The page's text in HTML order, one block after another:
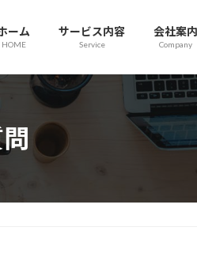
ーム
HOME
サービス内容
Service
会社案内
Company